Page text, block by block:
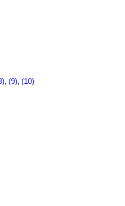
, (9), (10)